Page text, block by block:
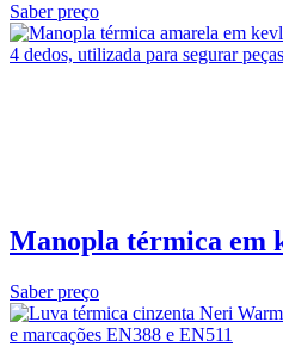
Saber preço
Manopla térmica em
Saber preço